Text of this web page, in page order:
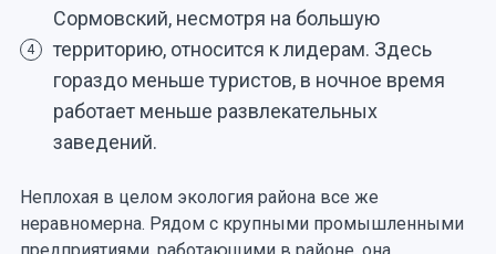
4
Сормовский, несмотря на большую
территорию, относится к лидерам. Здесь
гораздо меньше туристов, в ночное время
работает меньше развлекательных
заведений.
Неплохая в целом экология района все же
неравномерна. Рядом с крупными промышленными